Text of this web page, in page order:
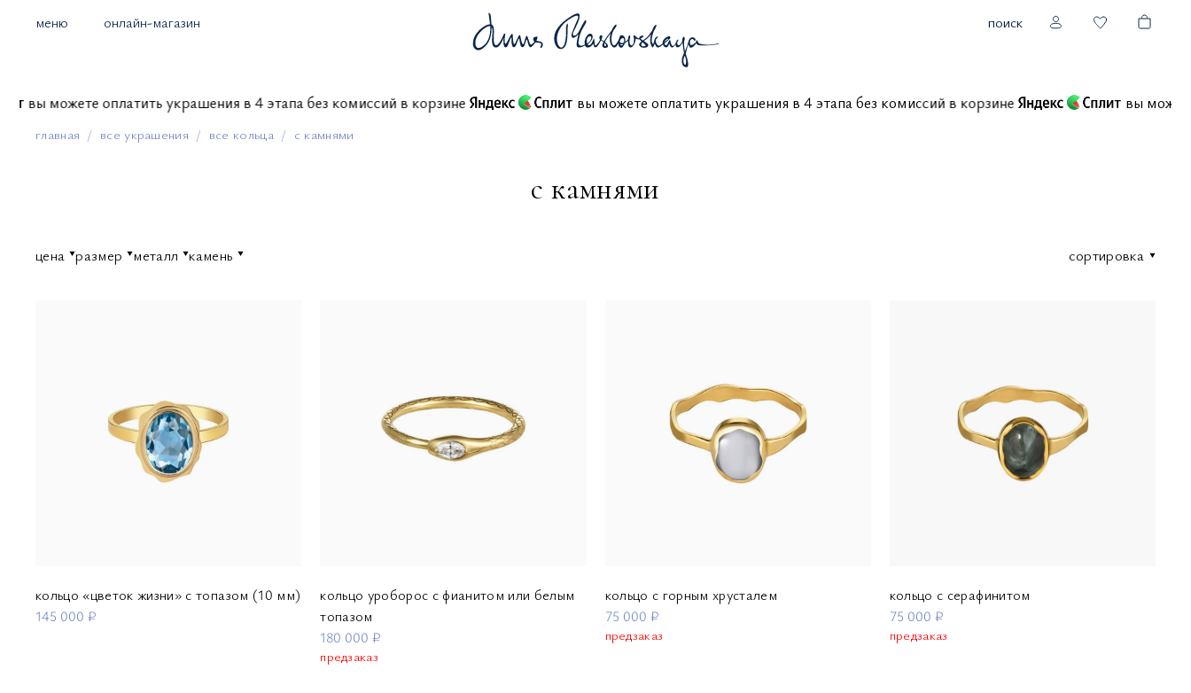
меню онлайн-магазин поиск
вы можете оплатить украшения в 4 этапа без комиссий в корзине вы можете оплатить украшения в 4 этапа без комиссий в корзине вы
главная все украшения все кольца с камнями
с камнями
цена размер металл камень
кольцо «цветок жизни» с топазом (10 мм)
145 000 ₽
кольцо уроборос с фианитом или белым
топазом
180 000 ₽
предзаказ
кольцо с горным хрусталем
75 000 ₽
предзаказ
кольцо с серафинитом
75 000 ₽
предзаказ